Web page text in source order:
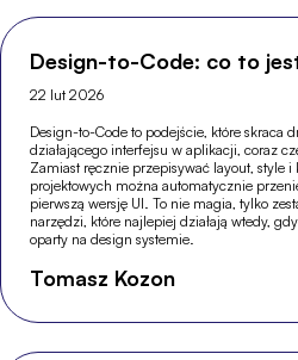
Design-to-Code: co to
22 lut 2026
Design-to-Code to podejście, które skraca
działającego interfejsu w aplikacji, coraz
Zamiast ręcznie przepisywać layout, style
projektowych można automatycznie
pierwszą wersję UI. To nie magia, tylko
narzędzi, które najlepiej działają wtedy,
oparty na design systemie.
Tomasz Kozon